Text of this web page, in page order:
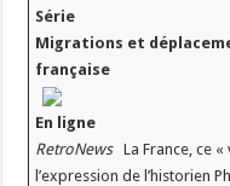
Série
Migrations et
française
En ligne
RetroNewsLa France, ce «
l’expression de l’historien